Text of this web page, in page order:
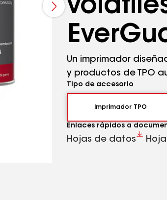
Un imprimador
y productos de TPO
Tipo de accesorio
Imprimador TPO
Enlaces rápidos a
Hojas de datos